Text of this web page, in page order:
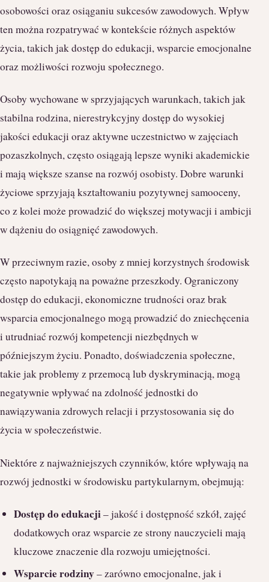
osobowości oraz osiąganiu sukcesów zawodowych. Wpływ
ten można rozpatrywać w kontekście różnych aspektów
życia, takich jak dostęp do edukacji, wsparcie emocjonalne
oraz możliwości rozwoju społecznego.
Osoby wychowane w sprzyjających warunkach, takich jak
stabilna rodzina, nierestrykcyjny dostęp do wysokiej
jakości edukacji oraz aktywne uczestnictwo w zajęciach
pozaszkolnych, często osiągają lepsze wyniki akademickie
i mają większe szanse na rozwój osobisty. Dobre warunki
życiowe sprzyjają kształtowaniu pozytywnej samooceny,
co z kolei może prowadzić do większej motywacji i ambicji
w dążeniu do osiągnięć zawodowych.
W przeciwnym razie, osoby z mniej korzystnych środowisk
często napotykają na poważne przeszkody. Ograniczony
dostęp do edukacji, ekonomiczne trudności oraz brak
wsparcia emocjonalnego mogą prowadzić do zniechęcenia
i utrudniać rozwój kompetencji niezbędnych w
późniejszym życiu. Ponadto, doświadczenia społeczne,
takie jak problemy z przemocą lub dyskryminacją, mogą
negatywnie wpływać na zdolność jednostki do
nawiązywania zdrowych relacji i przystosowania się do
życia w społeczeństwie.
Niektóre z najważniejszych czynników, które wpływają na
rozwój jednostki w środowisku partykularnym, obejmują:
Dostęp do edukacji– jakość i dostępność szkół, zajęć
dodatkowych oraz wsparcie ze strony nauczycieli mają
kluczowe znaczenie dla rozwoju umiejętności.
Wsparcie rodziny– zarówno emocjonalne, jak i